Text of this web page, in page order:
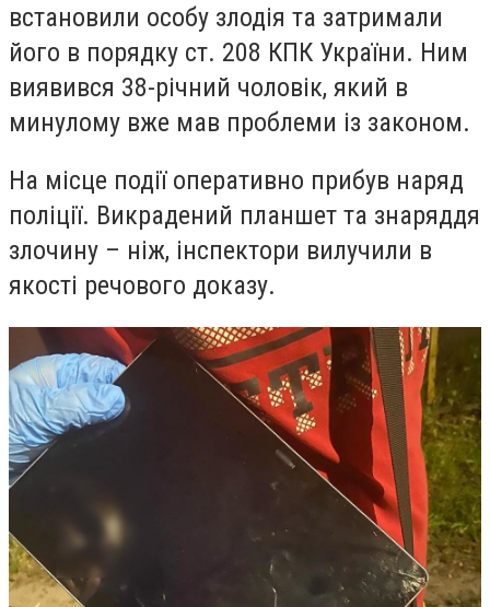
встановили особу злодія та затримали
його в порядку ст. 208 КПК України. Ним
виявився 38-річний чоловік, який в
минулому вже мав проблеми із законом.
На місце події оперативно прибув наряд
поліції. Викрадений планшет та знаряддя
злочину – ніж, інспектори вилучили в
якості речового доказу.